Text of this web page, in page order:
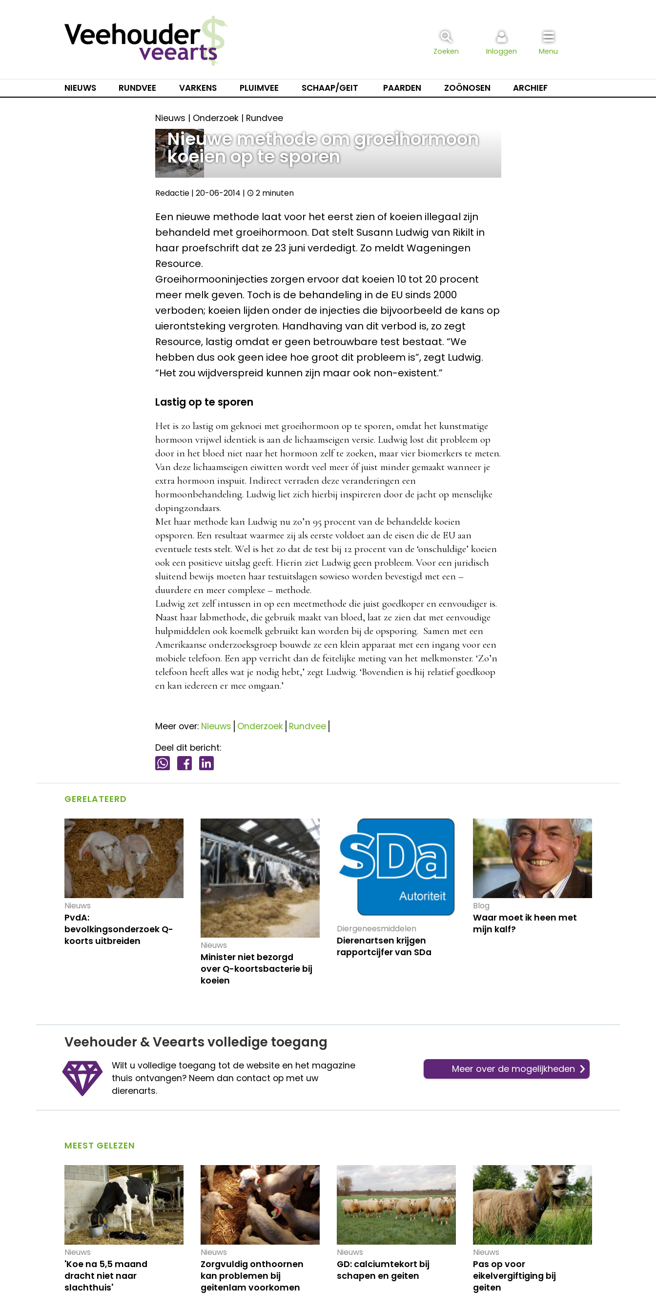
Zoeken Inloggen Menu
NIEUWS RUNDVEE VARKENS PLUIMVEE SCHAAP/GEIT PAARDEN ZOÖNOSEN ARCHIEF
Nieuws | Onderzoek | Rundvee
Nieuwe methode om groeihormoon
koeien op te sporen
Redactie| 20-06-2014 | 2 minuten
Een nieuwe methode laat voor het eerst zien of koeien illegaal zijn
behandeld met groeihormoon. Dat stelt Susann Ludwig van Rikilt in
haar proefschrift dat ze 23 juni verdedigt. Zo meldt Wageningen
Resource.
Groeihormooninjecties zorgen ervoor dat koeien 10 tot 20 procent
meer melk geven. Toch is de behandeling in de EU sinds 2000
verboden; koeien lijden onder de injecties die bijvoorbeeld de kans op
uierontsteking vergroten. Handhaving van dit verbod is, zo zegt
Resource, lastig omdat er geen betrouwbare test bestaat. “We
hebben dus ook geen idee hoe groot dit probleem is”, zegt Ludwig.
“Het zou wijdverspreid kunnen zijn maar ook non-existent.”
Lastig op te sporen
Het is zo lastig om geknoei met groeihormoon op te sporen, omdat het kunstmatige
hormoon vrijwel identiek is aan de lichaamseigen versie. Ludwig lost dit probleem op
door in het bloed niet naar het hormoon zelf te zoeken, maar vier biomerkers te meten.
Van deze lichaamseigen eiwitten wordt veel meer óf juist minder gemaakt wanneer je
extra hormoon inspuit. Indirect verraden deze veranderingen een
hormoonbehandeling. Ludwig liet zich hierbij inspireren door de jacht op menselijke
dopingzondaars.
Met haar methode kan Ludwig nu zo’n 95 procent van de behandelde koeien
opsporen. Een resultaat waarmee zij als eerste voldoet aan de eisen die de EU aan
eventuele tests stelt. Wel is het zo dat de test bij 12 procent van de ‘onschuldige’ koeien
ook een positieve uitslag geeft. Hierin ziet Ludwig geen probleem. Voor een juridisch
sluitend bewijs moeten haar testuitslagen sowieso worden bevestigd met een –
duurdere en meer complexe – methode.
Ludwig zet zelf intussen in op een meetmethode die juist goedkoper en eenvoudiger is.
Naast haar labmethode, die gebruik maakt van bloed, laat ze zien dat met eenvoudige
hulpmiddelen ook koemelk gebruikt kan worden bij de opsporing. Samen met een
Amerikaanse onderzoeksgroep bouwde ze een klein apparaat met een ingang voor een
mobiele telefoon. Een app verricht dan de feitelijke meting van het melkmonster. ‘Zo’n
telefoon heeft alles wat je nodig hebt,’ zegt Ludwig. ‘Bovendien is hij relatief goedkoop
en kan iedereen er mee omgaan.’
Meer over: Nieuws Onderzoek Rundvee
Deel dit bericht:
GERELATEERD
Nieuws
PvdA:
bevolkingsonderzoek Q-
koorts uitbreiden
Nieuws
Minister niet bezorgd
over Q-koortsbacterie bij
koeien
Diergeneesmiddelen
Dierenartsen krijgen
rapportcijfer van SDa
Blog
Waar moet ik heen met
mijn kalf?
Veehouder & Veearts volledige toegang
Wilt u volledige toegang tot de website en het magazine
thuis ontvangen? Neem dan contact op met uw
dierenarts.
Meer over de mogelijkheden
MEEST GELEZEN
Nieuws
'Koe na 5,5 maand
dracht niet naar
slachthuis'
Nieuws
Zorgvuldig onthoornen
kan problemen bij
geitenlam voorkomen
Nieuws
GD: calciumtekort bij
schapen en geiten
Nieuws
Pas op voor
eikelvergiftiging bij
geiten